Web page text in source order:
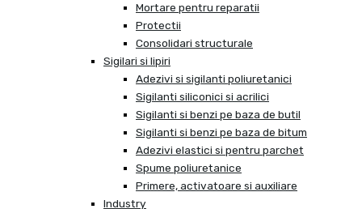
Mortare pentru reparatii
Protectii
Consolidari structurale
Sigilari si lipiri
Adezivi si sigilanti poliuretanici
Sigilanti siliconici si acrilici
Sigilanti si benzi pe baza de butil
Sigilanti si benzi pe baza de bitum
Adezivi elastici si pentru parchet
Spume poliuretanice
Primere, activatoare si auxiliare
Industry